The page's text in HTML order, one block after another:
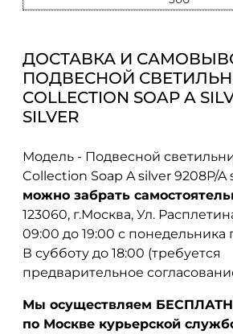
ДОСТАВКА И
ПОДВЕСНОЙ
COLLECTION SOAP A
SILVER
Модель - Подвесной
Collection Soap A silver 9208P/A
можно забрать
123060, г.Москва, Ул.
09:00 до 19:00 с понедельника
В субботу до 18:00 (требуется
предварительное
Мы осуществляем
по Москве курьерской